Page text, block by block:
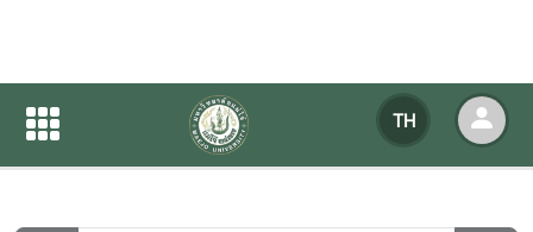
TH
ปฏิทินกิจกรรมของหน่วยงาน
ปฏิทินกิจกรรมของหน่วยงาน